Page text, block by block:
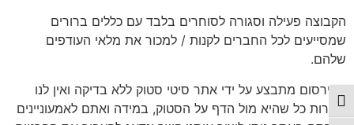
הפעל/כבה ניגודיות גבוהה
הקבוצה פעילה וסגורה לסוחרים בלבד עם כללים ברורים
שמסייעים לכל החברים לקנות / למכור את מלאי העודפים
שלהם.
הפירסום מתבצע על ידי אתר סיטי סטוק ללא בדיקה ואין לנו
הכירות כל שהיא מול הדף על הסטוק, במידה ואתם לאמעוניינים